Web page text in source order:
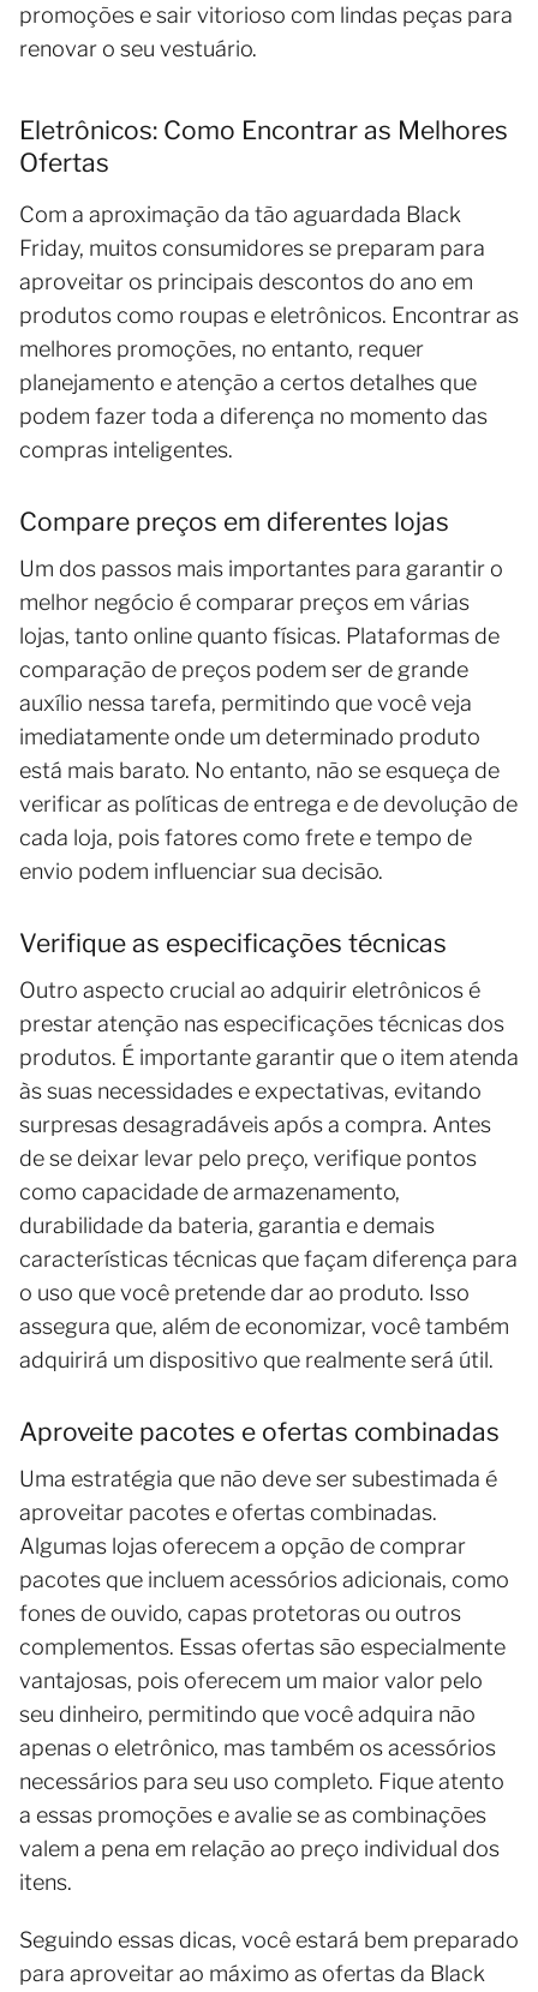
promoções e sair vitorioso com lindas peças para
renovar o seu vestuário.
Eletrônicos: Como Encontrar as Melhores
Ofertas
Com a aproximação da tão aguardada Black
Friday, muitos consumidores se preparam para
aproveitar os principais descontos do ano em
produtos como roupas e eletrônicos. Encontrar as
melhores promoções, no entanto, requer
planejamento e atenção a certos detalhes que
podem fazer toda a diferença no momento das
compras inteligentes.
Compare preços em diferentes lojas
Um dos passos mais importantes para garantir o
melhor negócio é comparar preços em várias
lojas, tanto online quanto físicas. Plataformas de
comparação de preços podem ser de grande
auxílio nessa tarefa, permitindo que você veja
imediatamente onde um determinado produto
está mais barato. No entanto, não se esqueça de
verificar as políticas de entrega e de devolução de
cada loja, pois fatores como frete e tempo de
envio podem influenciar sua decisão.
Verifique as especificações técnicas
Outro aspecto crucial ao adquirir eletrônicos é
prestar atenção nas especificações técnicas dos
produtos. É importante garantir que o item atenda
às suas necessidades e expectativas, evitando
surpresas desagradáveis após a compra. Antes
de se deixar levar pelo preço, verifique pontos
como capacidade de armazenamento,
durabilidade da bateria, garantia e demais
características técnicas que façam diferença para
o uso que você pretende dar ao produto. Isso
assegura que, além de economizar, você também
adquirirá um dispositivo que realmente será útil.
Aproveite pacotes e ofertas combinadas
Uma estratégia que não deve ser subestimada é
aproveitar pacotes e ofertas combinadas.
Algumas lojas oferecem a opção de comprar
pacotes que incluem acessórios adicionais, como
fones de ouvido, capas protetoras ou outros
complementos. Essas ofertas são especialmente
vantajosas, pois oferecem um maior valor pelo
seu dinheiro, permitindo que você adquira não
apenas o eletrônico, mas também os acessórios
necessários para seu uso completo. Fique atento
a essas promoções e avalie se as combinações
valem a pena em relação ao preço individual dos
itens.
Seguindo essas dicas, você estará bem preparado
para aproveitar ao máximo as ofertas da Black